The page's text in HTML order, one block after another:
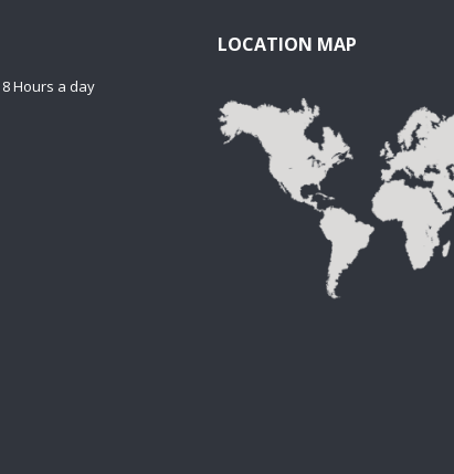
Hours a day
LOCATION MAP